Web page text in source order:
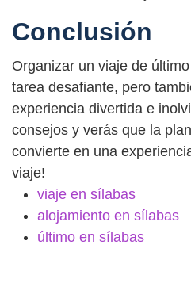
Conclusión
Organizar un viaje de
tarea desafiante, pero
experiencia divertida e
consejos y verás que la
convierte en una
viaje!
viaje en sílabas
alojamiento en sílabas
último en sílabas